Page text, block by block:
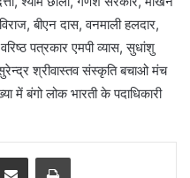
बीएन दास, वनमाली हलदार,
पत्रकार एमपी व्यास, सुधांशु
सुरेन्द्र श्रीवास्तव संस्कृति बचाओ मंच
में बंगो लोक भारती के पदाधिकारी
Share via Email Print